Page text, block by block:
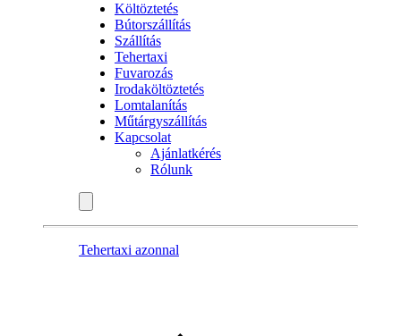
Költöztetés
Bútorszállítás
Szállítás
Tehertaxi
Fuvarozás
Irodaköltöztetés
Lomtalanítás
Műtárgyszállítás
Kapcsolat
Ajánlatkérés
Rólunk
Tehertaxi azonnal